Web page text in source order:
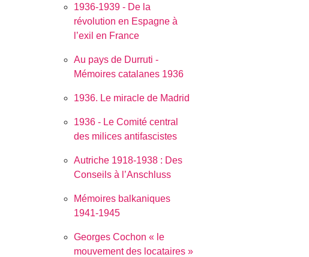
1936-1939 - De la
révolution en Espagne à
l’exil en France
Au pays de Durruti -
Mémoires catalanes 1936
1936. Le miracle de Madrid
1936 - Le Comité central
des milices antifascistes
Autriche 1918-1938 : Des
Conseils à l’Anschluss
Mémoires balkaniques
1941-1945
Georges Cochon « le
mouvement des locataires »